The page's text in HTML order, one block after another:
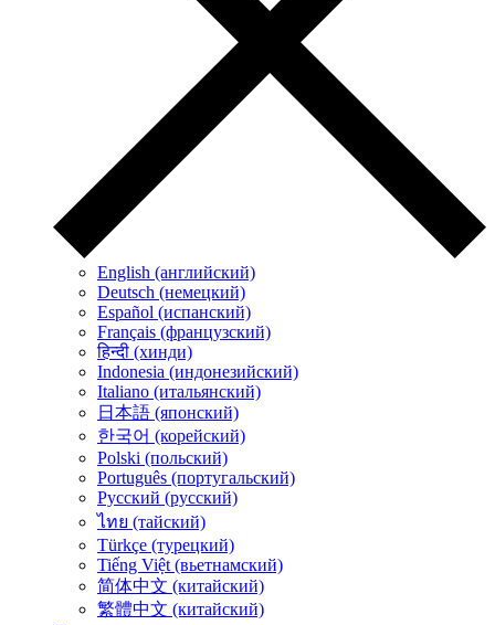
English (английский)
Deutsch (немецкий)
Español (испанский)
Français (французский)
हिन्दी (хинди)
Indonesia (индонезийский)
Italiano (итальянский)
日本語 (японский)
한국어 (корейский)
Polski (польский)
Português (португальский)
Русский (русский)
ไทย (тайский)
Türkçe (турецкий)
Tiếng Việt (вьетнамский)
简体中文 (китайский)
繁體中文 (китайский)